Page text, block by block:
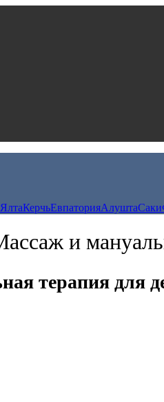
ЯлтаКерчьЕвпаторияАлуштаСаки
и
терапия для